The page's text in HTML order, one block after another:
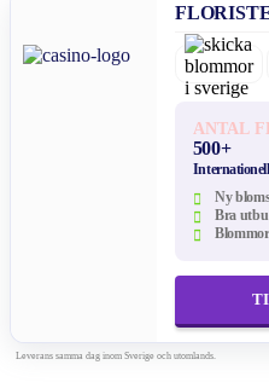
ANTAL
500+
Ny
Bra
Leverans samma dag inom Sverige och utomlands.